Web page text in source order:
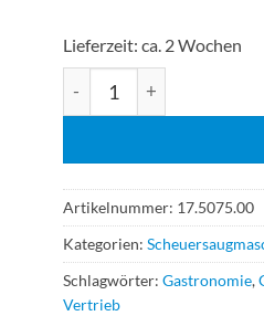
Lieferzeit: ca. 2 Wochen
Ghibli & Wirbel Rolly
Artikelnummer: 17.5075.00
Kategorien:
Schlagwörter: Gastronomie,
Vertrieb